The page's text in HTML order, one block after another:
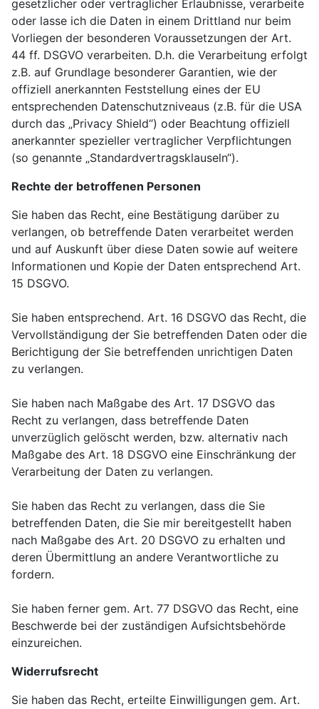
gesetzlicher oder vertraglicher Erlaubnisse, verarbeite
oder lasse ich die Daten in einem Drittland nur beim
Vorliegen der besonderen Voraussetzungen der Art.
44 ff. DSGVO verarbeiten. D.h. die Verarbeitung erfolgt
z.B. auf Grundlage besonderer Garantien, wie der
offiziell anerkannten Feststellung eines der EU
entsprechenden Datenschutzniveaus (z.B. für die USA
durch das „Privacy Shield“) oder Beachtung offiziell
anerkannter spezieller vertraglicher Verpflichtungen
(so genannte „Standardvertragsklauseln“).
Rechte der betroffenen Personen
Sie haben das Recht, eine Bestätigung darüber zu
verlangen, ob betreffende Daten verarbeitet werden
und auf Auskunft über diese Daten sowie auf weitere
Informationen und Kopie der Daten entsprechend Art.
15 DSGVO.
Sie haben entsprechend. Art. 16 DSGVO das Recht, die
Vervollständigung der Sie betreffenden Daten oder die
Berichtigung der Sie betreffenden unrichtigen Daten
zu verlangen.
Sie haben nach Maßgabe des Art. 17 DSGVO das
Recht zu verlangen, dass betreffende Daten
unverzüglich gelöscht werden, bzw. alternativ nach
Maßgabe des Art. 18 DSGVO eine Einschränkung der
Verarbeitung der Daten zu verlangen.
Sie haben das Recht zu verlangen, dass die Sie
betreffenden Daten, die Sie mir bereitgestellt haben
nach Maßgabe des Art. 20 DSGVO zu erhalten und
deren Übermittlung an andere Verantwortliche zu
fordern.
Sie haben ferner gem. Art. 77 DSGVO das Recht, eine
Beschwerde bei der zuständigen Aufsichtsbehörde
einzureichen.
Widerrufsrecht
Sie haben das Recht, erteilte Einwilligungen gem. Art.